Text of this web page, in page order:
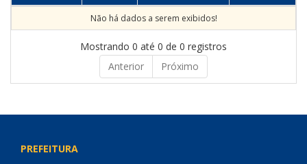
Não há dados a serem exibidos!
Mostrando 0 até 0 de 0 registros
Anterior
Próximo
PREFEITURA